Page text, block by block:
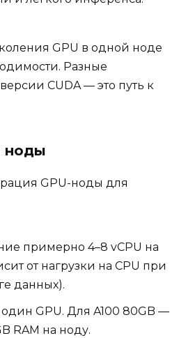
GPU в одной ноде
Разные
CUDA — это путь к
ноды
GPU-ноды для
примерно 4–8 vCPU на
от нагрузки на CPU при
данных).
один GPU. Для A100 80GB —
RAM на ноду.